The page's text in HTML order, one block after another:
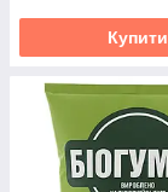
Купити